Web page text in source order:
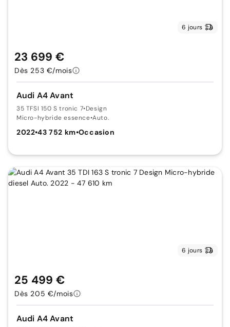
6 jours
Audi A4 Avant
35 TFSI 150 S tronic 7•Design
Micro-hybride essence•Auto.
2022•43 752 km•Occasion
23 699 €
Dès 253 €/mois
6 jours
Audi A4 Avant
25 499 €
Dès 205 €/mois